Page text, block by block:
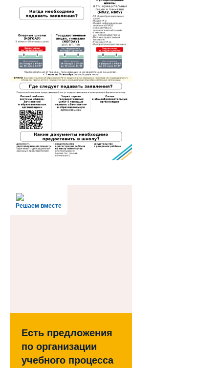
Решаем вместе
Есть предложения
по организации
учебного процесса